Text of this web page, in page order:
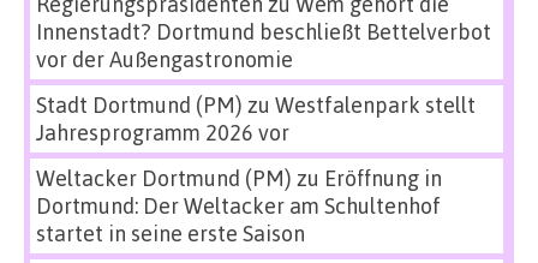
Innenstadt? Dortmund beschließt Bettelverbot
vor der Außengastronomie
Stadt Dortmund (PM) zu Westfalenpark stellt
Jahresprogramm 2026 vor
Weltacker Dortmund (PM) zu Eröffnung in
Dortmund: Der Weltacker am Schultenhof
startet in seine erste Saison